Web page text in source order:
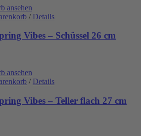
ansehen
/ Details
Vibes – Schüssel 26 cm
ansehen
/ Details
Vibes – Teller flach 27 cm